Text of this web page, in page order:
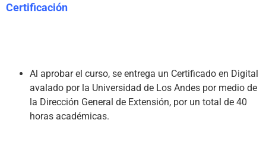
Certificación
Al aprobar el curso, se entrega un Certificado en Digital
avalado por la Universidad de Los Andes por medio de
la Dirección General de Extensión, por un total de 40
horas académicas.